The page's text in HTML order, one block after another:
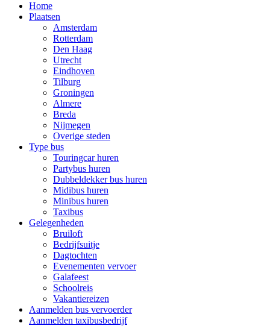
Home
Plaatsen
Amsterdam
Rotterdam
Den Haag
Utrecht
Eindhoven
Tilburg
Groningen
Almere
Breda
Nijmegen
Overige steden
Type bus
Touringcar huren
Partybus huren
Dubbeldekker bus huren
Midibus huren
Minibus huren
Taxibus
Gelegenheden
Bruiloft
Bedrijfsuitje
Dagtochten
Evenementen vervoer
Galafeest
Schoolreis
Vakantiereizen
Aanmelden bus vervoerder
Aanmelden taxibusbedrijf